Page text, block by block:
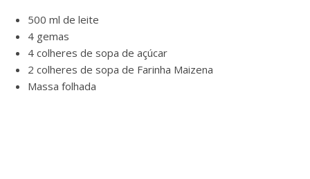
500 ml de leite
4 gemas
4 colheres de sopa de açúcar
2 colheres de sopa de Farinha Maizena
Massa folhada